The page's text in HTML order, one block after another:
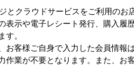
とクラウドサービスをご利用の
表示や電子レシート発行、購入履
す。
お客様ご自身で入力した会員情報
作業が不要となります。また、お